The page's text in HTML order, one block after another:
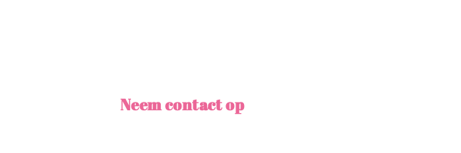
Neem contact op